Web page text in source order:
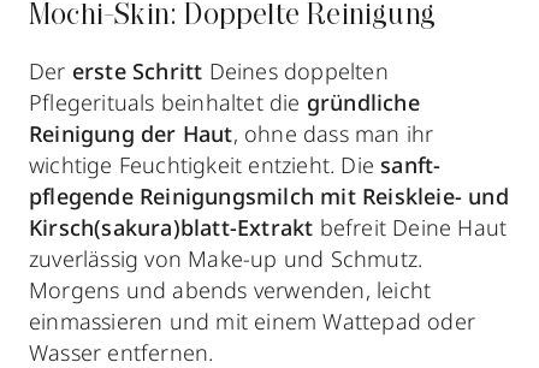
Mochi-Skin: Doppelte Reinigung
Der erste Schritt Deines doppelten
Pflegerituals beinhaltet die gründliche
Reinigung der Haut, ohne dass man ihr
wichtige Feuchtigkeit entzieht. Die sanft-
pflegende Reinigungsmilch mit Reiskleie- und
Kirsch(sakura)blatt-Extrakt befreit Deine Haut
zuverlässig von Make-up und Schmutz.
Morgens und abends verwenden, leicht
einmassieren und mit einem Wattepad oder
Wasser entfernen.